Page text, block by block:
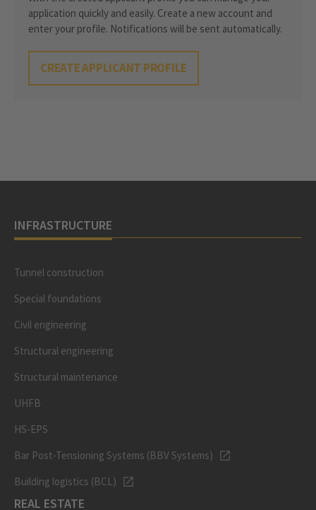
application quickly and easily. Create a new account and
enter your profile. Notifications will be sent automatically.
CREATE APPLICANT PROFILE
INFRASTRUCTURE
Tunnel construction
Special foundations
Civil engineering
Structural engineering
Structural maintenance
UHFB
HS-EPS
Bar Post-Tensioning Systems (BBV Systems)
Building logistics (BCL)
REAL ESTATE